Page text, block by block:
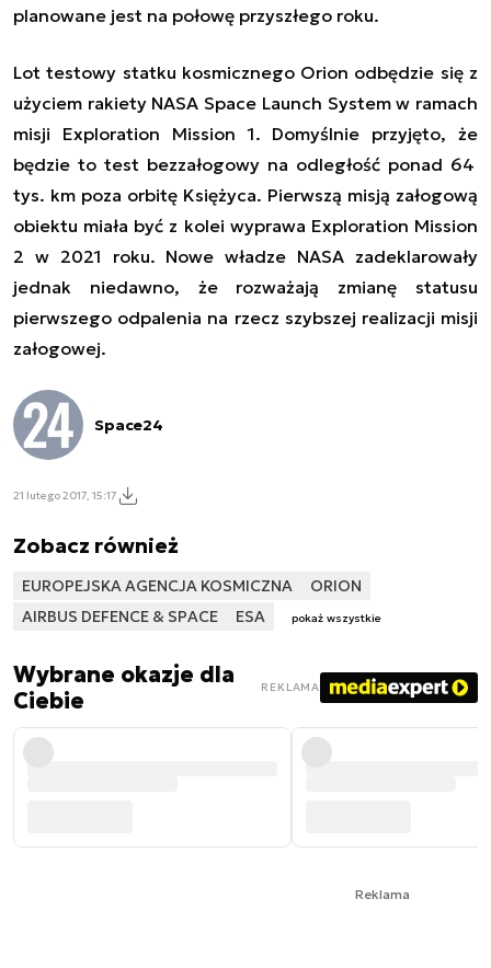
planowane jest na połowę przyszłego roku.
Lot testowy statku kosmicznego Orion odbędzie sięz
użyciem rakiety NASA Space Launch Systemw ramach
misji Exploration Mission 1. Domyślnie przyjęto, że
będzie to test bezzałogowy na odległość ponad 64
tys. km poza orbitę Księżyca. Pierwszą misją załogową
obiektu miała być z kolei wyprawa Exploration Mission
2 w2021 roku. Nowe władze NASA zadeklarowały
jednak niedawno, że rozważają zmianę statusu
pierwszego odpalenia na rzecz szybszej realizacji misji
załogowej.
Space24
21 lutego 2017, 15:17
Zobacz również
EUROPEJSKA AGENCJA KOSMICZNA
ORION
AIRBUS DEFENCE & SPACE
ESA pokaż wszystkie
Wybrane okazje dla
Ciebie
REKLAMA
Reklama